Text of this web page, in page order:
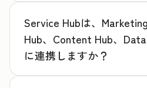
Service Hubは、
Hub、Content Hub、
に連携しますか？